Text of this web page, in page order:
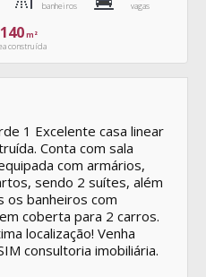
banheiros vagas
140m²
construída
1 Excelente casa linear
Conta com sala
com armários,
sendo 2 suítes, além
os banheiros com
coberta para 2 carros.
localização! Venha
consultoria imobiliária.